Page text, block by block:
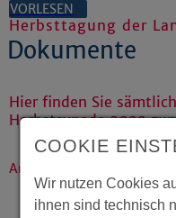
VORLESEN
Herbsttagung der
Dokumente
Hier finden Sie
Herbstsynode 2022
Andacht der Präses
Andacht
COOKIE
Wir nutzen Cookies
ihnen sind technisch